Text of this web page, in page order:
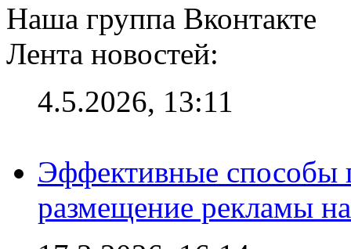
Наша группа Вконтакте
Лента новостей:
4.5.2026, 13:11
Эффективные способы
размещение рекламы